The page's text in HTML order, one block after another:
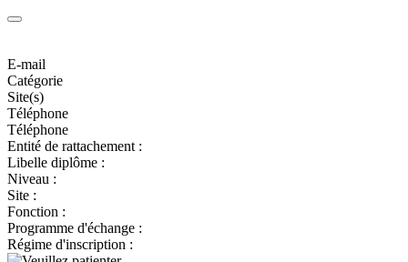
E-mail
Catégorie
Site(s)
Téléphone
Téléphone
Entité de rattachement :
Libelle diplôme :
Niveau :
Site :
Fonction :
Programme d'échange :
Régime d'inscription :